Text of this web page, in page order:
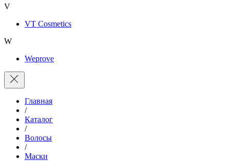
V
VT Cosmetics
W
Weprove
Главная
/
Каталог
/
Волосы
/
Маски